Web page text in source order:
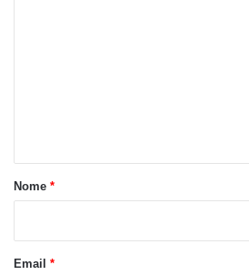
oNome *
Email *